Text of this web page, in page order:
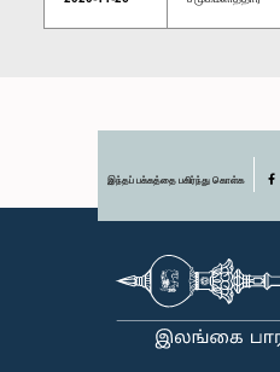
இந்தப் பக்கத்தை பகிர்ந்து கொள்க